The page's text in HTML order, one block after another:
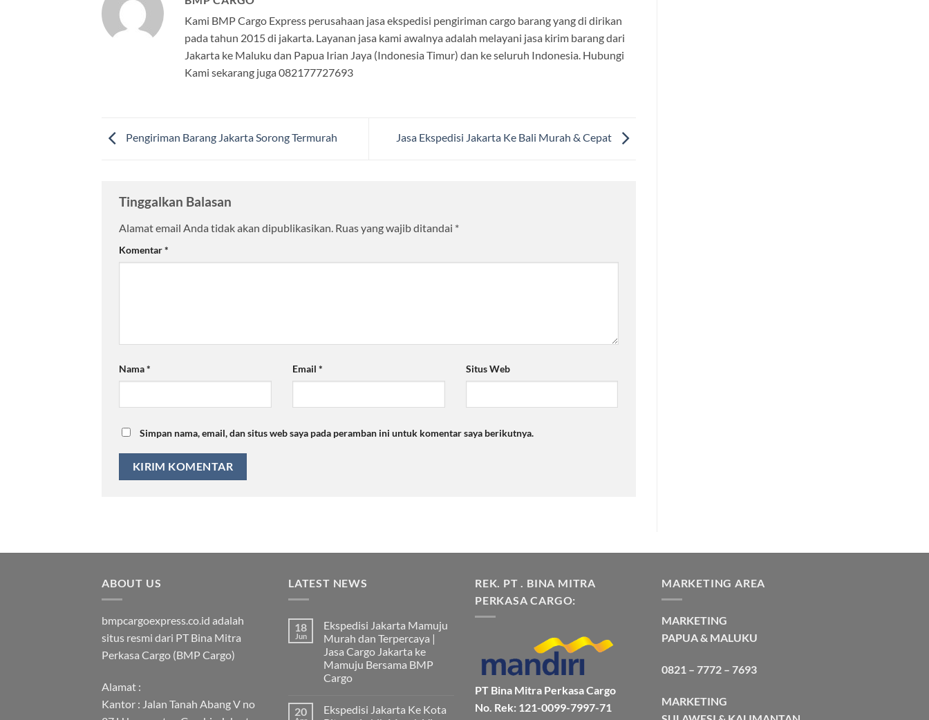
Kami BMP Cargo Express perusahaan jasa ekspedisi pengiriman cargo barang yang di dirikan
pada tahun 2015 di jakarta. Layanan jasa kami awalnya adalah melayani jasa kirim barang dari
Jakarta ke Maluku dan Papua Irian Jaya (Indonesia Timur) dan ke seluruh Indonesia. Hubungi
Kami sekarang juga 082177727693
Pengiriman Barang Jakarta Sorong Termurah Jasa Ekspedisi Jakarta Ke Bali Murah & Cepat
Tinggalkan Balasan
Alamat email Anda tidak akan dipublikasikan. Ruas yang wajib ditandai *
Komentar*
Nama* Email * Situs Web
Simpan nama, email, dan situs web saya pada peramban ini untuk komentar saya berikutnya.
ABOUT US
bmpcargoexpress.co.id adalah
situs resmi dari PT Bina Mitra
Perkasa Cargo (BMP Cargo)
Alamat :
Kantor : Jalan Tanah Abang V no
LATEST NEWS
18
Jun
Ekspedisi Jakarta Mamuju
Murah dan Terpercaya |
Jasa Cargo Jakarta ke
Mamuju Bersama BMP
Cargo
komentar
20
Ekspedisi Jakarta Ke Kota
REK. PT . BINA MITRA
PERKASA CARGO:
PT Bina Mitra Perkasa Cargo
No. Rek: 121-0099-7997-71
MARKETING AREA
MARKETING
PAPUA & MALUKU
0821 – 7772 – 7693
MARKETING